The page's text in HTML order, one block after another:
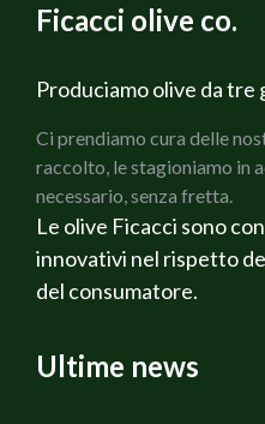
2 coste di Sedano verde
200 g di Prosciutto cotto
150 g di olive nere di Gaeta
Rosmarino fresco
Salvia fresca
Olio di oliva extravergine
Sale q.b.
Pepe q.b.
Vino Rosato Alternativa
PREPARAZIONE
Ficacci olive co.
Produciamo olive da tre
Ci prendiamo cura delle
raccolto, le stagioniamo in
necessario, senza fretta.
Le olive Ficacci sono
innovativi nel rispetto
del consumatore.
Ultime news